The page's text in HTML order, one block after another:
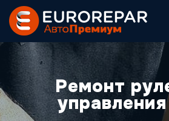
Ремонт